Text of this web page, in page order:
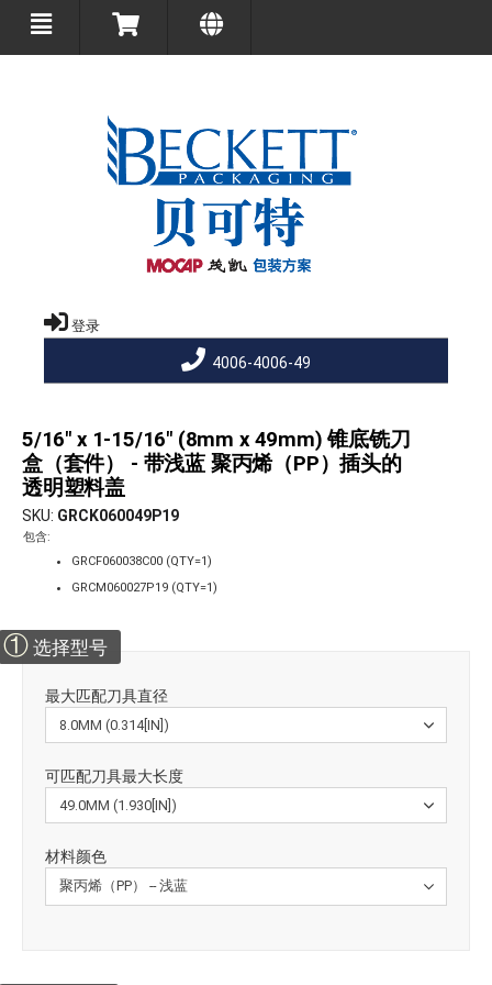
登录
4006-4006-49
5/16" x 1-15/16" (8mm x 49mm) 锥底铣刀
盒（套件） - 带浅蓝 聚丙烯（PP）插头的
透明塑料盖
SKU GRCK060049P19
包含:
GRCF060038C00 (QTY=1)
GRCM060027P19 (QTY=1)
① 选择型号
最大匹配刀具直径
可匹配刀具最大长度
材料颜色